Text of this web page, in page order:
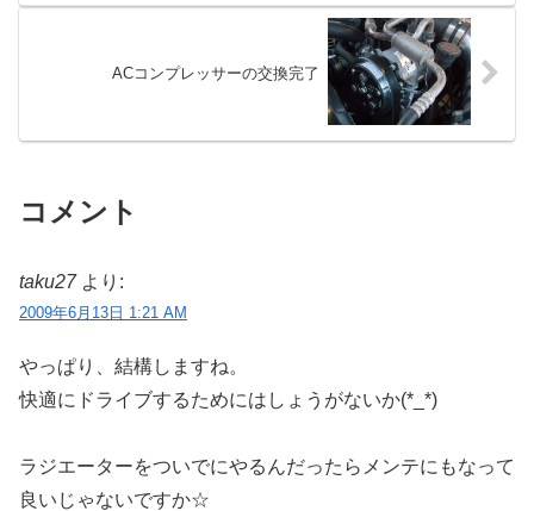
ACコンプレッサーの交換完了
コメント
taku27 より:
2009年6月13日 1:21 AM
やっぱり、結構しますね。
快適にドライブするためにはしょうがないか(*_*)
ラジエーターをついでにやるんだったらメンテにもなって
良いじゃないですか☆